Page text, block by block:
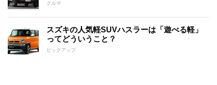
クルマ
スズキの人気軽SUVハスラーは「遊べる軽」
ってどういうこと？
ピックアップ